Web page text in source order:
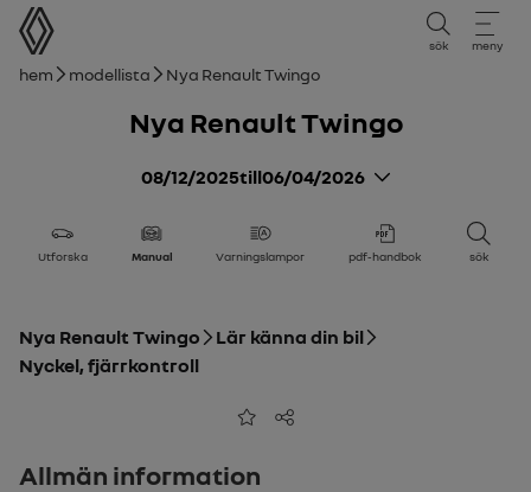
användarmanual
sök meny
Brödsmulor
Hem Modellista Nya Renault Twingo
Nya Renault Twingo
08/12/2025till06/04/2026
Utforska Manual Varningslampor pdf-handbok sök
Nya Renault Twingo
Lär känna din bil
Nyckel, fjärrkontroll
Lägg till i favoriter
Dela
Allmän information